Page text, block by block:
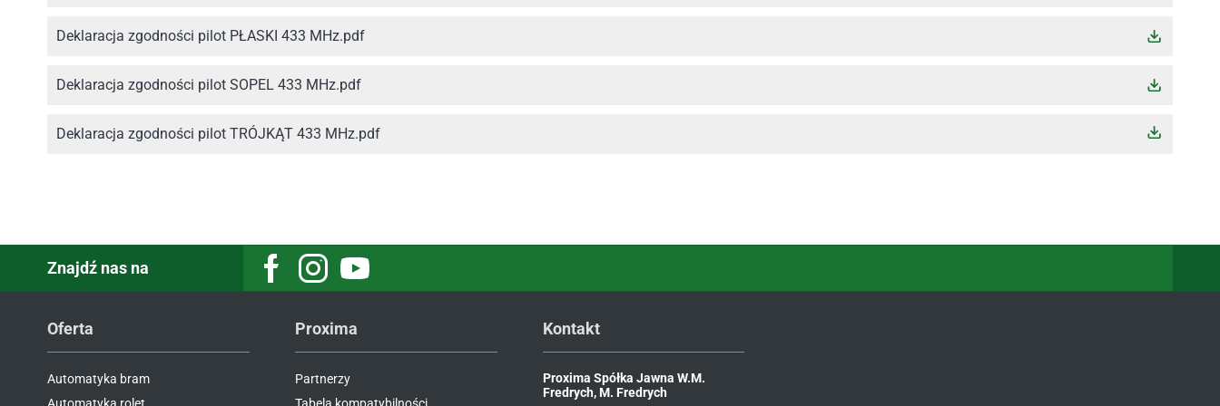
Deklaracja zgodności pilot PŁASKI 433 MHz.pdf
Deklaracja zgodności pilot SOPEL 433 MHz.pdf
Deklaracja zgodności pilot TRÓJKĄT 433 MHz.pdf
Znajdź nas na FacebookInstagramYoutube
Oferta
Automatyka bram
Automatyka rolet
Proxima
Partnerzy
Tabela kompatybilności
Kontakt
Proxima Spółka Jawna W.M.
Fredrych, M. Fredrych